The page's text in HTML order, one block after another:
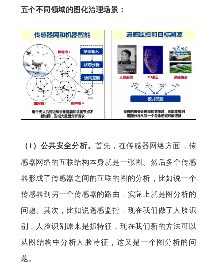
五个不同领域的图化治理场景：
（1）公共安全分析。 首先，在传感器网络方面，传
感器网络的互联结构本身就是一张图。然后多个传感
器形成了传感器之间的互联的图的分析，比如说一个
传感器到另一个传感器的路由，实际上就是图分析的
问题。其次，比如说遥感监控，现在我们做了人脸识
别，人脸识别原来是抓特征，现在我们新的方法可以
从图结构中分析人脸特征，这又是一个图分析的问
题。